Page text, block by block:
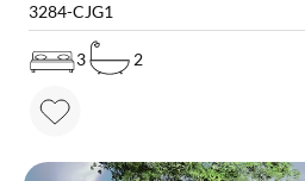
3284-CJG1
3 2